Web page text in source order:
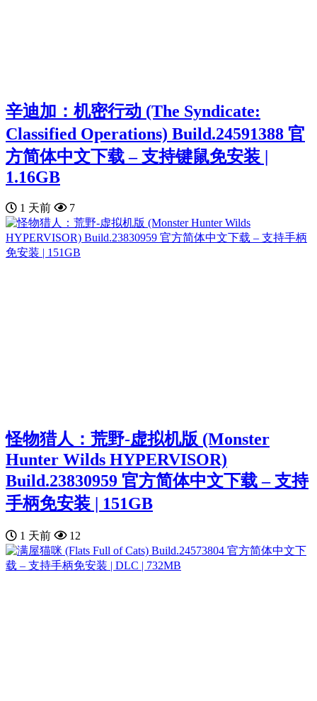
辛迪加：机密行动 (The Syndicate:
Classified Operations) Build.24591388 官
方简体中文下载 – 支持键鼠免安装 |
1.16GB
1 天前 7
怪物猎人：荒野-虚拟机版 (Monster
Hunter Wilds HYPERVISOR)
Build.23830959 官方简体中文下载 – 支持
手柄免安装 | 151GB
1 天前 12